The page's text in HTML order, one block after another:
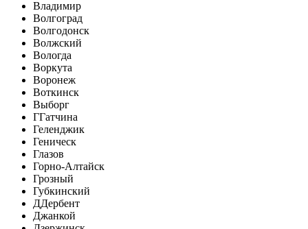
Владимир
Волгоград
Волгодонск
Волжский
Вологда
Воркута
Воронеж
Воткинск
Выборг
ГГатчина
Геленджик
Геническ
Глазов
Горно-Алтайск
Грозный
Губкинский
ДДербент
Джанкой